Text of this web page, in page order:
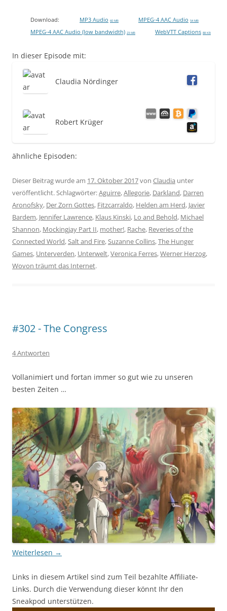
Download: MP3 Audio 60 MB MPEG-4 AAC Audio 54 MB
MPEG-4 AAC Audio (low bandwidth) 23 MB WebVTT Captions 88 KB
In dieser Episode mit:
Claudia Nördinger
Robert Krüger
ähnliche Episoden:
Dieser Beitrag wurde am 17. Oktober 2017von Claudia unter
veröffentlicht. Schlagwörter:Aguirre,Allegorie, Darkland, Darren
Aronofsky, Der Zorn Gottes, Fitzcarraldo, Helden am Herd, Javier
Bardem, Jennifer Lawrence, Klaus Kinski, Lo and Behold, Michael
Shannon, Mockingjay Part II, mother!, Rache, Reveries of the
Connected World,Salt and Fire,Suzanne Collins,The Hunger
Games, Unterverden, Unterwelt,Veronica Ferres,Werner Herzog,
Wovon träumt das Internet.
#302 - The Congress
4 Antworten
Vollanimiert und fortan immer so gut wie zu unseren
besten Zeiten …
Weiterlesen →
Links in diesem Artikel sind zum Teil bezahlte Affiliate-
Links. Durch die Verwendung dieser könnt Ihr den
Sneakpod unterstützen.